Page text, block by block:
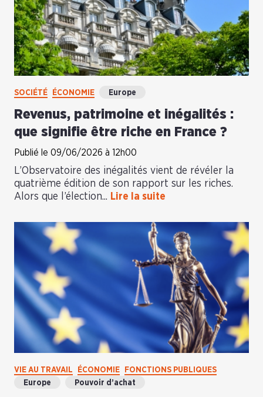
SOCIÉTÉ ÉCONOMIE Europe
Revenus, patrimoine et inégalités :
que signifie être riche en France ?
Publié le 09/06/2026 à 12h00
L’Observatoire des inégalités vient de révéler la
quatrième édition de son rapport sur les riches.
Alors que l’élection... Lire la suite
VIE AU TRAVAIL ÉCONOMIE
FONCTIONS PUBLIQUES
Europe
Pouvoir d’achat